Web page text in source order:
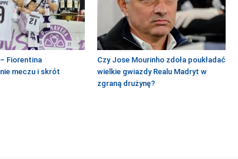
Fiorentina
meczu i skrót
Czy Jose Mourinho zdoła poukładać
wielkie gwiazdy Realu Madryt w
zgraną drużynę?